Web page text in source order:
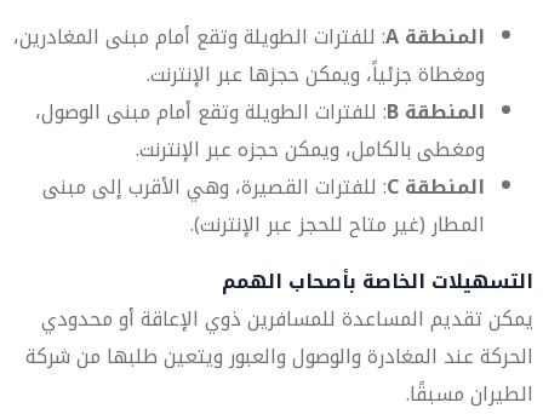
المنطقة A : للفترات الطويلة وتقع أمام مبنى المغادرين،
ومغطاة جزئياً، ويمكن حجزها عبر الإنترنت.
المنطقة B : للفترات الطويلة وتقع أمام مبنى الوصول،
ومغطى بالكامل، ويمكن حجزه عبر الإنترنت.
المنطقة C : للفترات القصيرة، وهي الأقرب إلى مبنى
المطار (غير متاح للحجز عبر الإنترنت).
التسهيلات الخاصة بأصحاب الهمم
يمكن تقديم المساعدة للمسافرين ذوي الإعاقة أو محدودي
الحركة عند المغادرة والوصول والعبور ويتعين طلبها من شركة
الطيران مسبقًا.